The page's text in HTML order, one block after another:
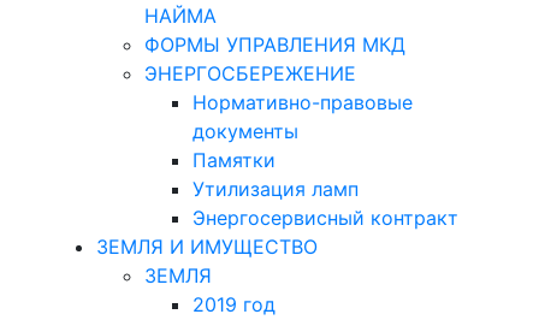
НАЙМА
ФОРМЫ УПРАВЛЕНИЯ МКД
ЭНЕРГОСБЕРЕЖЕНИЕ
Нормативно-правовые
документы
Памятки
Утилизация ламп
Энергосервисный контракт
ЗЕМЛЯ И ИМУЩЕСТВО
ЗЕМЛЯ
2019 год